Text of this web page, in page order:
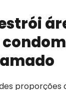
proporções